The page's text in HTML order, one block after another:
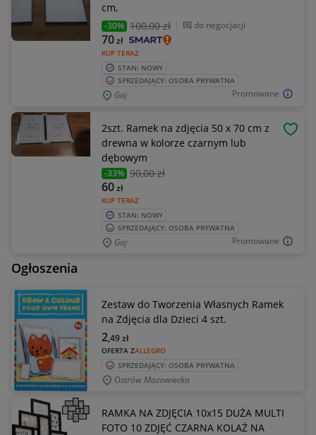
Promowane
cm,
-30% 100,00 zł do negocjacji
KUP TERAZ
70zł
STAN: NOWY
SPRZEDAJĄCY: OSOBA PRYWATNA
Gaj
Promowane
2szt. Ramek na zdjęcia 50 x 70 cm z
drewna w kolorze czarnym lub
dębowym
-33% 90,00 zł
KUP TERAZ
60zł
STAN: NOWY
SPRZEDAJĄCY: OSOBA PRYWATNA
Gaj
Ogłoszenia
Zestaw do Tworzenia Własnych Ramek
na Zdjęcia dla Dzieci 4 szt.
OFERTA ZALLEGRO
2,49zł
SPRZEDAJĄCY: OSOBA PRYWATNA
Ostrów Mazowiecka
RAMKA NA ZDJĘCIA 10x15 DUŻA MULTI
FOTO 10 ZDJĘĆ CZARNA KOLAŻ NA